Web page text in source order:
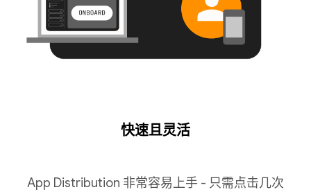
快速且灵活
App Distribution 非常容易上手 - 只需点击几次